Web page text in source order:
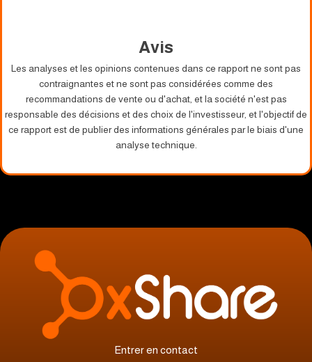
Avis
Les analyses et les opinions contenues dans ce rapport ne sont pas
contraignantes et ne sont pas considérées comme des
recommandations de vente ou d'achat, et la société n'est pas
responsable des décisions et des choix de l'investisseur, et l'objectif de
ce rapport est de publier des informations générales par le biais d'une
analyse technique.
Entrer en contact